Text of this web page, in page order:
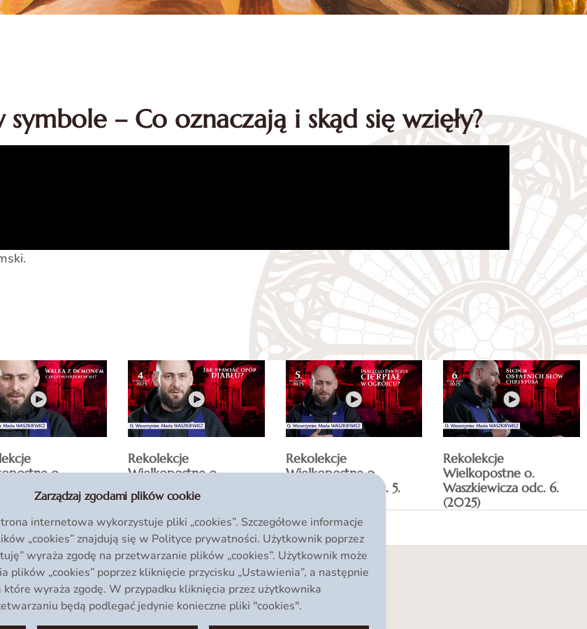
– Co oznaczają i skąd się wzięły?
o.
odc. 3.
Rekolekcje
Wielkopostne o.
Waszkiewicza odc. 4.
(2025)
Rekolekcje
Wielkopostne o.
Waszkiewicza odc. 5.
Rekolekcje
Wielkopostne o.
Waszkiewicza odc. 6.
(2025)
Zarządzaj zgodami plików cookie
internetowa wykorzystuje pliki „cookies”. Szczegółowe informacje
„cookies” znajdują się w Polityce prywatności. Użytkownik poprzez
wyraża zgodę na przetwarzanie plików „cookies”. Użytkownik może
plików „cookies” poprzez kliknięcie przycisku „Ustawienia”, a następnie
które wyraża zgodę. W przypadku kliknięcia przez użytkownika
będą podlegać jedynie konieczne pliki "cookies".